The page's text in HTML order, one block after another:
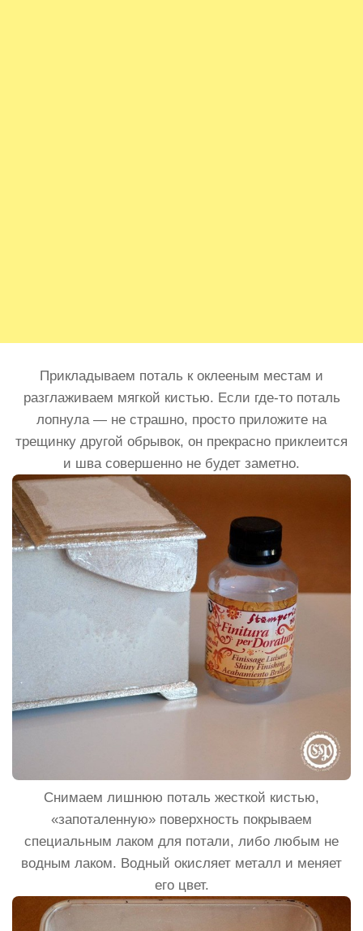
Прикладываем поталь к оклееным местам и
разглаживаем мягкой кистью. Если где-то поталь
лопнула — не страшно, просто приложите на
трещинку другой обрывок, он прекрасно приклеится
и шва совершенно не будет заметно.
Снимаем лишнюю поталь жесткой кистью,
«запоталенную» поверхность покрываем
специальным лаком для потали, либо любым не
водным лаком. Водный окисляет металл и меняет
его цвет.